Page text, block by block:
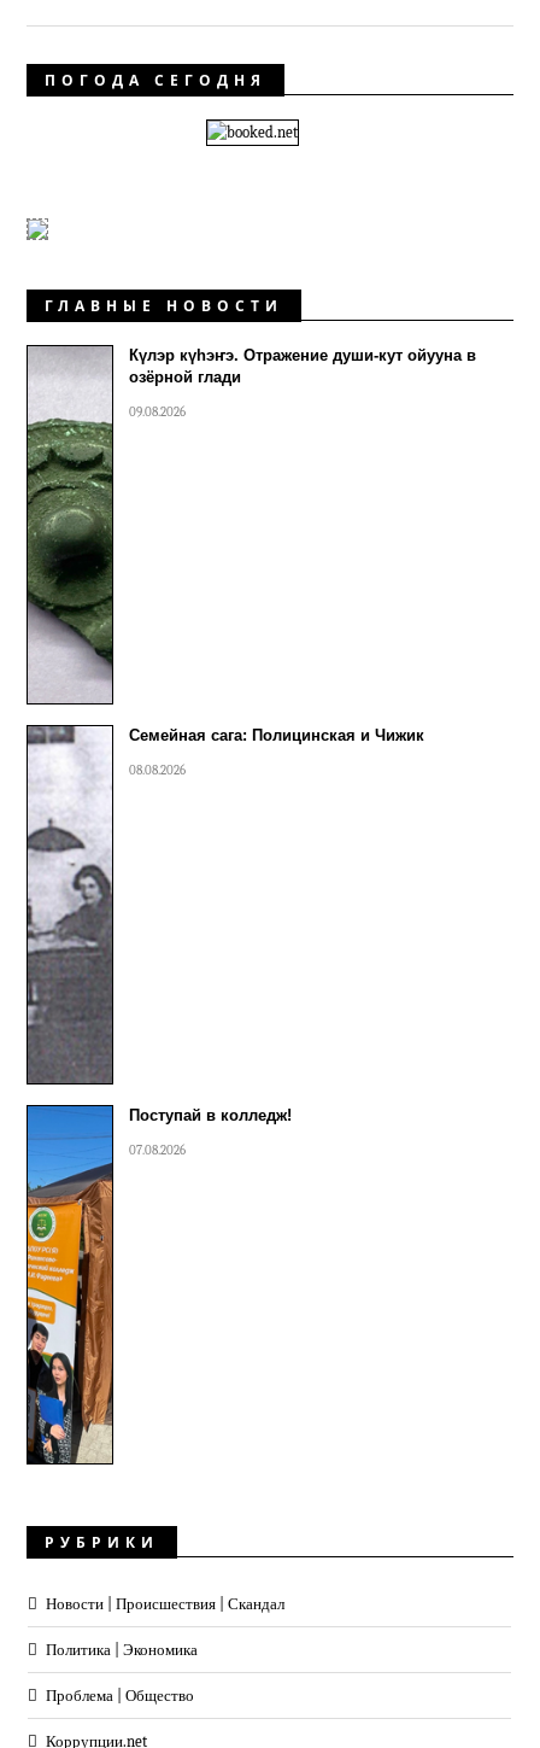
ПОГОДА СЕГОДНЯ
ГЛАВНЫЕ НОВОСТИ
Күлэр күhэҥэ. Отражение души-кут ойууна в
озёрной глади
09.08.2026
Семейная сага: Полицинская и Чижик
08.08.2026
Поступай в колледж!
07.08.2026
РУБРИКИ
Новости | Происшествия | Скандал
Политика | Экономика
Проблема | Общество
Коррупции.net